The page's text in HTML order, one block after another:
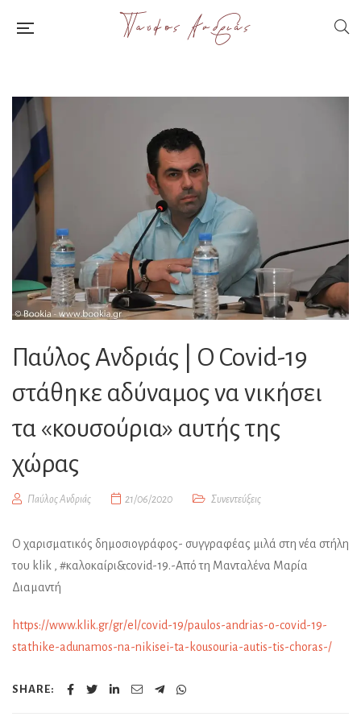
Παύλος Ανδριάς | Ο Covid-19
στάθηκε αδύναμος να νικήσει
τα «κουσούρια» αυτής της
χώρας
Παύλος Ανδριάς 21/06/2020 Συνεντεύξεις
Ο χαρισματικός δημοσιογράφος- συγγραφέας μιλά στη νέα στήλη
του klik , #καλοκαίρι&covid-19.-Από τη Μανταλένα Μαρία
Διαμαντή
https://www.klik.gr/gr/el/covid-19/paulos-andrias-o-covid-19-
stathike-adunamos-na-nikisei-ta-kousouria-autis-tis-choras-/
SHARE: